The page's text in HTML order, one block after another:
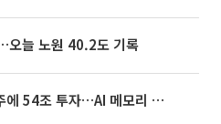
늘 노원 40.2도 기록
SK하이닉스, 용인·청주에 54조 투자…AI 메모리 생산기지 키운다